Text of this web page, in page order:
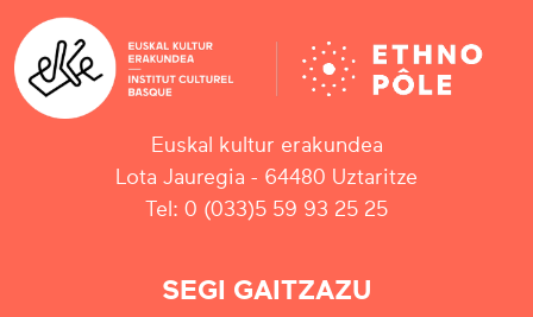
Euskal kultur erakundea
Lota Jauregia - 64480 Uztaritze
Tel: 0 (033)5 59 93 25 25
SEGI GAITZAZU